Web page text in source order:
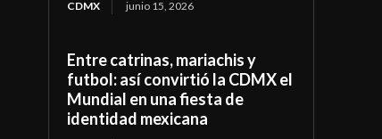
CDMX junio 15, 2026
Entre catrinas, mariachis y
futbol: así convirtió la CDMX el
Mundial en una fiesta de
identidad mexicana